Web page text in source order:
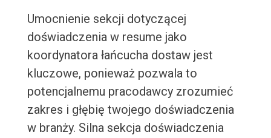
Umocnienie sekcji dotyczącej
doświadczenia w resume jako
koordynatora łańcucha dostaw jest
kluczowe, ponieważ pozwala to
potencjalnemu pracodawcy zrozumieć
zakres i głębię twojego doświadczenia
w branży. Silna sekcja doświadczenia